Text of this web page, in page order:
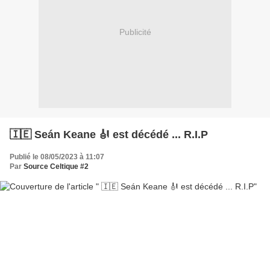
Publicité
🇮🇪 Seán Keane 🎻 est décédé ... R.I.P
Publié le 08/05/2023 à 11:07
Par Source Celtique #2